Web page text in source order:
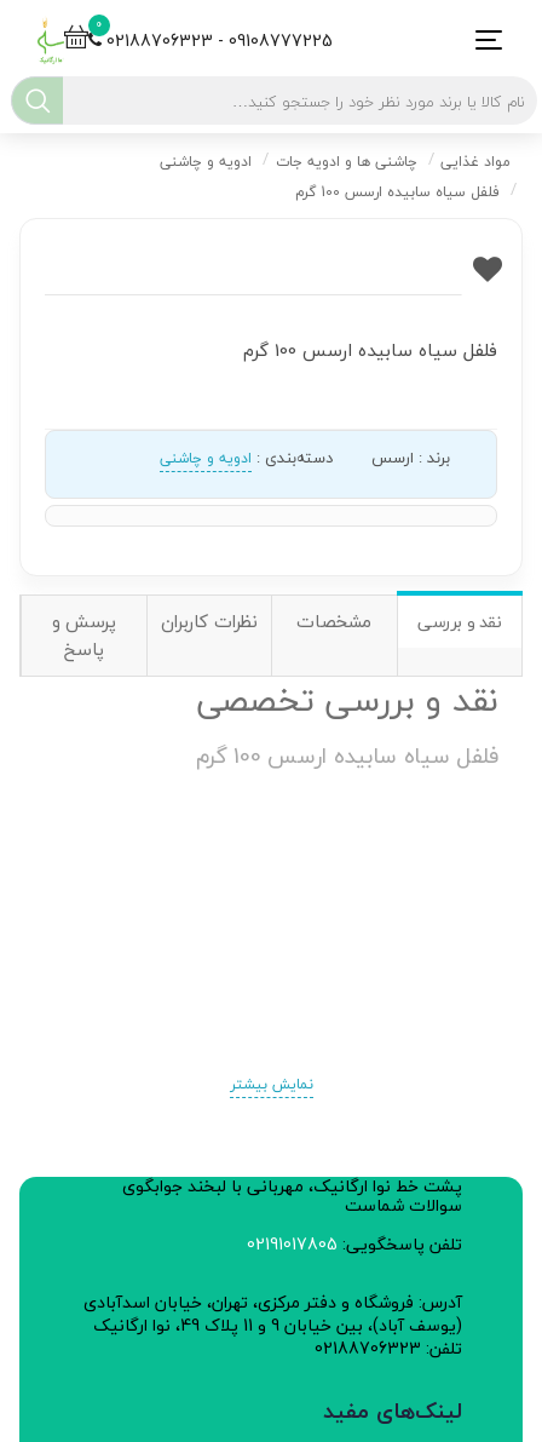
0
02188706323 - 09108777225
مواد غذایی چاشنی ها و ادویه جات
ادویه و چاشنی
فلفل سیاه سابیده ارسس 100 گرم
فلفل سیاه سابیده ارسس 100 گرم
برند: ارسس دسته‌بندی : ادویه و چاشنی
نقد و بررسی مشخصات نظرات کاربران
پرسش و
پاسخ
نقد و بررسی تخصصی
فلفل سیاه سابیده ارسس 100 گرم
نمایش بیشتر
پشت خط نوا ارگانیک، مهربانی با لبخند جوابگوی
سوالات شماست
تلفن پاسخگویی: 02191017805
آدرس: فروشگاه و دفتر مرکزی، تهران، خیابان اسدآبادی
(یوسف آباد)، بین خیابان 9 و 11 پلاک 49، نوا ارگانیک
تلفن: 02188706323
لینک‌های مفید